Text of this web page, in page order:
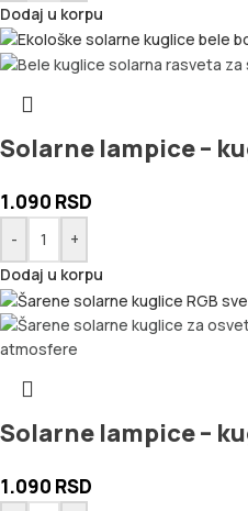
Dodaj u korpu
Solarne lampice –
1.090 RSD
-
+
Dodaj u korpu
Solarne lampice –
1.090 RSD